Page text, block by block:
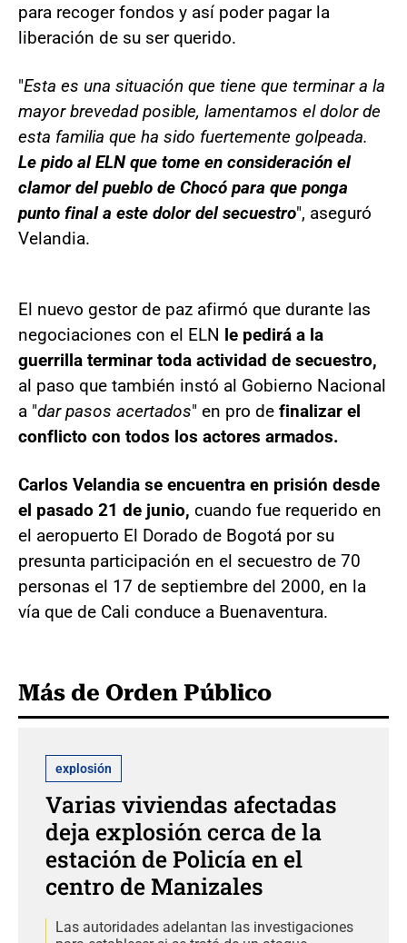
para recoger fondos y así poder pagar la
liberación de su ser querido.
"Esta es una situación que tiene que terminar a la
mayor brevedad posible, lamentamos el dolor de
esta familia que ha sido fuertemente golpeada.
Le pido al ELN que tome en consideración el
clamor del pueblo de Chocó para que ponga
punto final a este dolor del secuestro", aseguró
Velandia.
El nuevo gestor de paz afirmó que durante las
negociaciones con el ELN le pedirá a la
guerrilla terminar toda actividad de secuestro,
al paso que también instó al Gobierno Nacional
a "dar pasos acertados" en pro de finalizar el
conflicto con todos los actores armados.
Carlos Velandia se encuentra en prisión desde
el pasado 21 de junio, cuando fue requerido en
el aeropuerto El Dorado de Bogotá por su
presunta participación en el secuestro de 70
personas el 17 de septiembre del 2000, en la
vía que de Cali conduce a Buenaventura.
Más de Orden Público
explosión
Varias viviendas afectadas
deja explosión cerca de la
estación de Policía en el
centro de Manizales
Las autoridades adelantan las investigaciones